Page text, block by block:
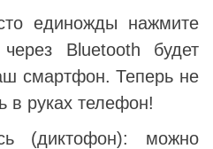
единожды нажмите
Bluetooth будет
смартфон. Теперь не
в руках телефон!
(диктофон): можно